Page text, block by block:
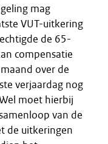
mag
VUT-uitkering
de 65-
compensatie
over de
verjaardag nog
moet hierbij
van de
de uitkeringen